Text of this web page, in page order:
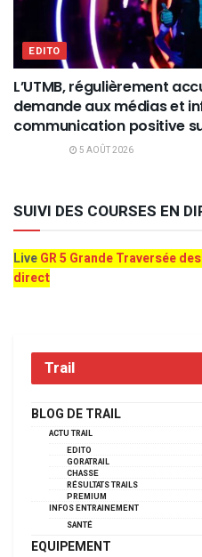
EDITO
L’UTMB, régulièrement
demande aux médias et
communication positive
5 AOÛT 2026
SUIVI DES COURSES EN
LiveGR 5 Grande Traversée
direct
Trail
BLOG DE TRAIL
ACTU TRAIL
EDITO
GORATRAIL
CHASSE
RÉSULTATS TRAILS
PREMIUM
INFOS ENTRAINEMENT
SANTÉ
EQUIPEMENT